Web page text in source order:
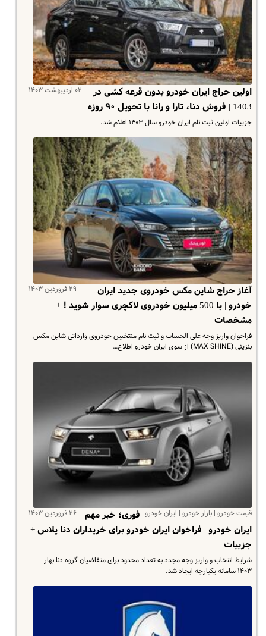
۰۲ اردیبهشت ۱۴۰۳
اولین حراج ایران خودرو بدون قرعه کشی در
1403 | فروش دنا، تارا و رانا با تحویل ۹۰ روزه
جزییات اولین ثبت نام ایران خودرو سال ۱۴۰۳ اعلام شد.
۲۹ فروردین ۱۴۰۳
آغاز حراج شاین مکس خودروی جدید ایران
خودرو | با 500 میلیون خودروی لاکچری سوار شوید ! +
مشخصات
فراخوان واریز وجه علی الحساب و ثبت نام منتخبین خودروی وارداتی شاین مکس
بنزینی (MAX SHINE) از سوی ایران خودرو اطلاع…
قیمت خودرو | بازار خودرو | ایران خودرو ۲۶ فروردین ۱۴۰۳
فوری؛ خبر مهم
ایران خودرو | فراخوان ایران خودرو برای خریداران دنا پلاس +
جزییات
شرایط انتخاب و واریز وجه مجدد به تعداد محدود برای متقاضیان گروه دنا بهار
۱۴۰۳ سامانه یکپارچه ایجاد شد.